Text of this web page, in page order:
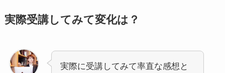
実際受講してみて変化は？
実際に受講してみて率直な感想と